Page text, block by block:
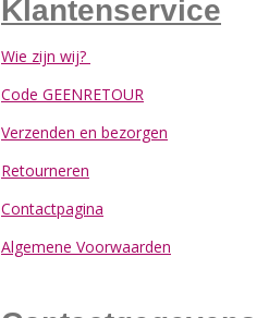
Klantenservice
Wie zijn wij?
Code GEENRETOUR
Verzenden en bezorgen
Retourneren
Contactpagina
Algemene Voorwaarden